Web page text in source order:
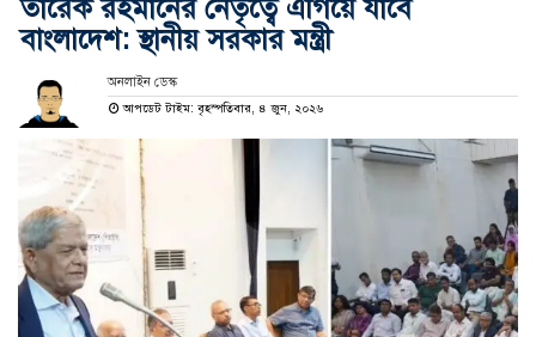
তারেক রহমানের নেতৃত্বে এগিয়ে যাবে
বাংলাদেশ: স্থানীয় সরকার মন্ত্রী
অনলাইন ডেস্ক
আপডেট টাইম: বৃহস্পতিবার, ৪ জুন, ২০২৬